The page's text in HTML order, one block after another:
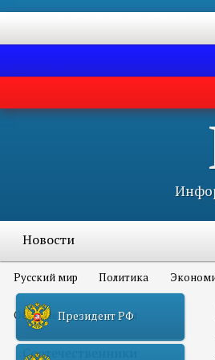
Новости
Русский мир Политика
Объявления и конкурсы
Соотечественники
Президент РФ